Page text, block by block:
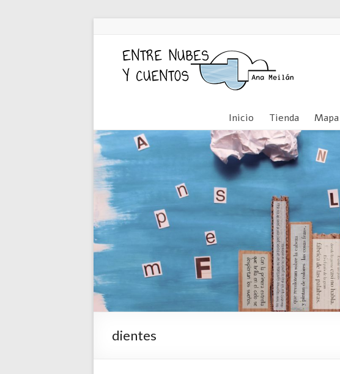
Inicio Tienda
dientes